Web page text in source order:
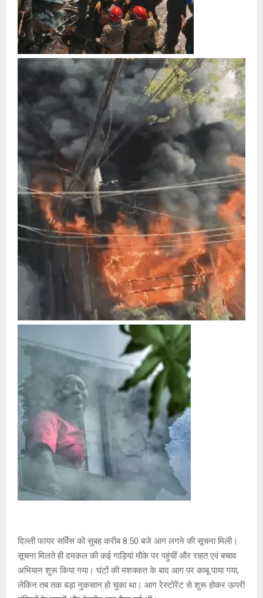
दिल्ली फायर सर्विस को सुबह करीब 8:50 बजे आग लगने की सूचना मिली।
सूचना मिलते ही दमकल की कई गाड़ियां मौके पर पहुंचीं और राहत एवं बचाव
अभियान शुरू किया गया। घंटों की मशक्कत के बाद आग पर काबू पाया गया,
लेकिन तब तक बड़ा नुकसान हो चुका था। आग रेस्टोरेंट से शुरू होकर ऊपरी